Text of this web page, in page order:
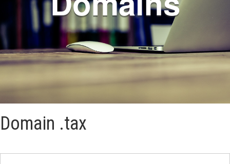
Domain .tax